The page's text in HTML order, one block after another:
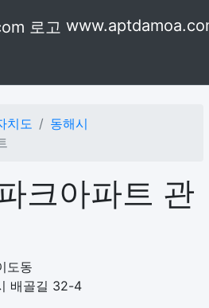
치도
동해시
크아파트 관
도동
배골길 32-4